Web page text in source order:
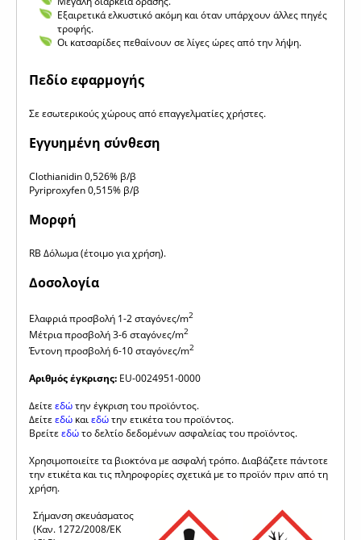
Εξαιρετικά ελκυστικό ακόμη και όταν υπάρχουν άλλες πηγές
τροφής.
Οι κατσαρίδες πεθαίνουν σε λίγες ώρες από την λήψη.
Πεδίο εφαρμογής
Σε εσωτερικούς χώρους από επαγγελματίες χρήστες.
Εγγυημένη σύνθεση
Clothianidin 0,526% β/β
Pyriproxyfen 0,515% β/β
Μορφή
RB Δόλωμα (έτοιμο για χρήση).
Δοσολογία
Ελαφριά προσβολή 1-2 σταγόνες/m2
Μέτρια προσβολή 3-6 σταγόνες/m2
Έντονη προσβολή 6-10 σταγόνες/m2
Αριθμός έγκρισης: EU-0024951-0000
Δείτεεδώτην έγκριση του προϊόντος.
Δείτεεδώ καιεδώτην ετικέτα του προϊόντος.
Βρείτεεδώτο δελτίο δεδομένων ασφαλείας του προϊόντος.
Χρησιμοποιείτε τα βιοκτόνα με ασφαλή τρόπο. Διαβάζετε πάντοτε
την ετικέτα και τις πληροφορίες σχετικά με το προϊόν πριν από τη
χρήση.
Σήμανση σκευάσματος
(Καν. 1272/2008/ΕΚ